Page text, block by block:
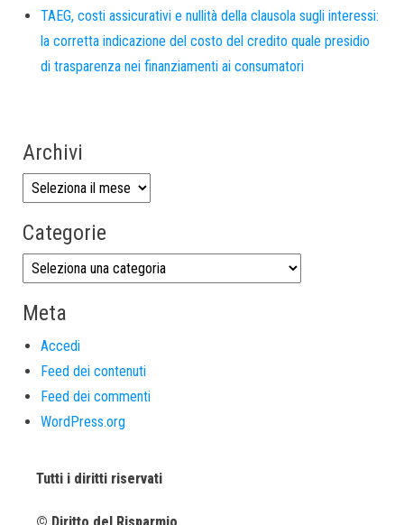
TAEG, costi assicurativi e nullità della clausola sugli interessi:
la corretta indicazione del costo del credito quale presidio
di trasparenza nei finanziamenti ai consumatori
Archivi
Categorie
Meta
Accedi
Feed dei contenuti
Feed dei commenti
WordPress.org
Tutti i diritti riservati